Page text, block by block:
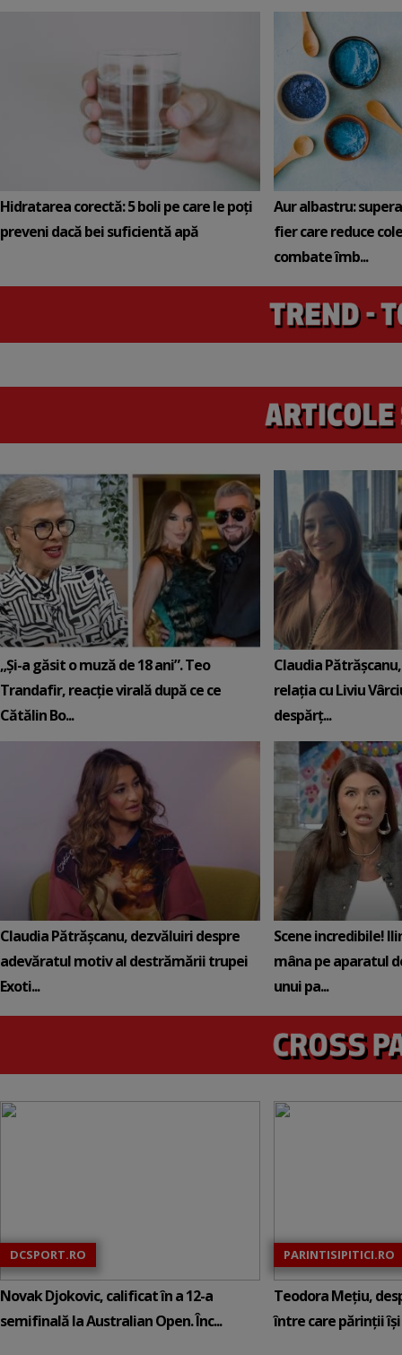
Hidratarea corectă: 5 boli pe care le poți
preveni dacă bei suficientă apă
Aur albastru:
fier care reduce
combate îmb...
„Și-a găsit o muză de 18 ani”. Teo
Trandafir, reacție virală după ce ce
Cătălin Bo...
Claudia
relația cu Liviu
despărț...
Claudia Pătrășcanu, dezvăluiri despre
adevăratul motiv al destrămării trupei
Exoti...
Scene incredibile!
mâna pe aparatul
unui pa...
DCSPORT.RO
Novak Djokovic, calificat în a 12-a
semifinală la Australian Open. Înc...
PARINTISIPITICI.RO
Teodora Mețiu,
între care părinții își